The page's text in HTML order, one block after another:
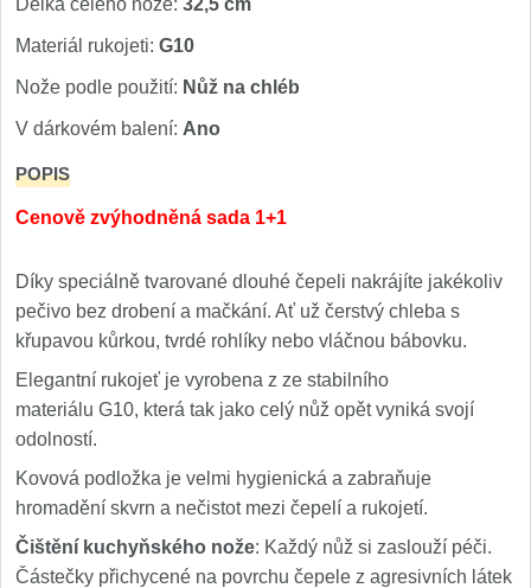
Délka celého nože: 32,5 cm
Materiál rukojeti: G10
Nože podle použití: Nůž na chléb
V dárkovém balení: Ano
POPIS
Cenově zvýhodněná sada 1+1
Díky speciálně tvarované dlouhé čepeli nakrájíte jakékoliv
pečivo bez drobení a mačkání. Ať už čerstvý chleba s
křupavou kůrkou, tvrdé rohlíky nebo vláčnou bábovku.
Elegantní rukojeť je vyrobena z ze stabilního
materiálu G10, která tak jako celý nůž opět vyniká svojí
odolností.
Kovová podložka je velmi hygienická a zabraňuje
hromadění skvrn a nečistot mezi čepelí a rukojetí.
Čištění kuchyňského nože: Každý nůž si zaslouží péči.
Částečky přichycené na povrchu čepele z agresivních látek